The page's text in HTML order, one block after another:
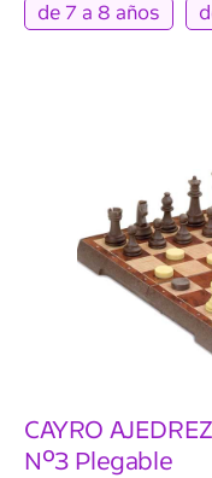
de 7 a 8 años
CAYRO
Nº3 Plegable